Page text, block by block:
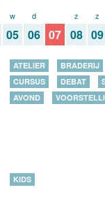
w
05
d
06 07
z
08
z
09
ATELIER BRADERIJ
CURSUS
DEBAT
AVOND
KIDS